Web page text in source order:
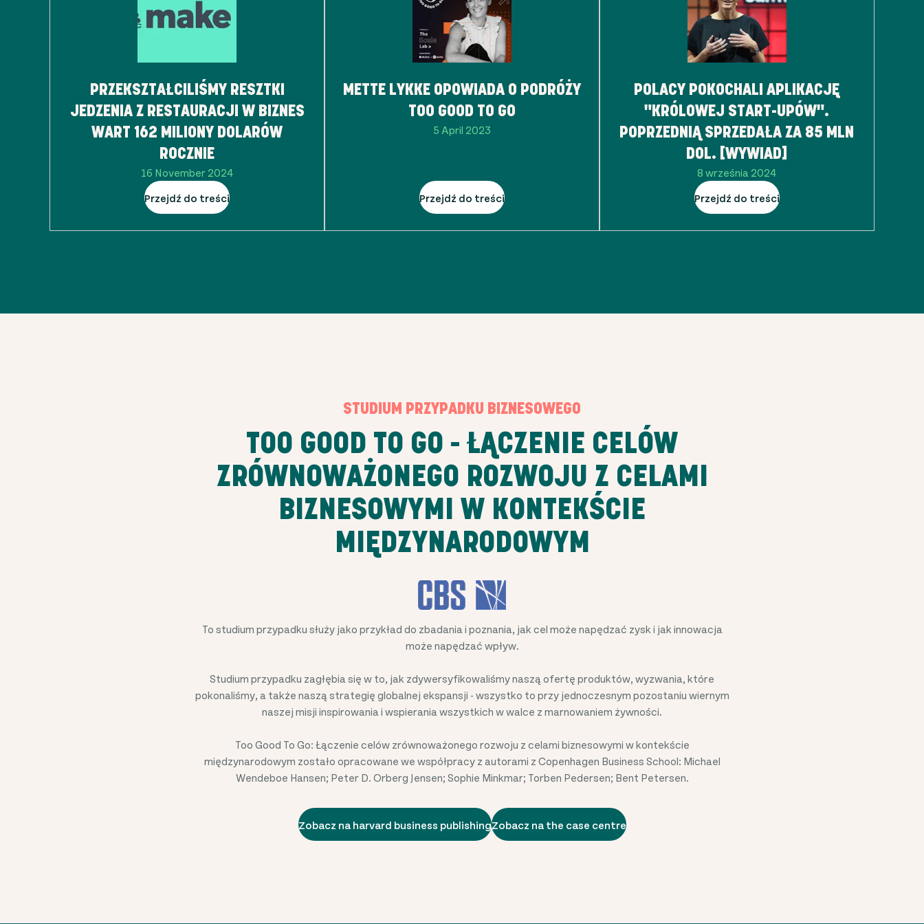
PRZEKSZTAŁCILIŚMY RESZTKI
JEDZENIA Z RESTAURACJI W BIZNES
WART 162 MILIONY DOLARÓW
ROCZNIE
16 November 2024
Przejdź do treści
METTE LYKKE OPOWIADA O PODRÓŻY
TOO GOOD TO GO
5 April 2023
Przejdź do treści
POLACY POKOCHALI APLIKACJĘ
"KRÓLOWEJ START-UPÓW".
POPRZEDNIĄ SPRZEDAŁA ZA 85 MLN
DOL. [WYWIAD]
8 września 2024
Przejdź do treści
STUDIUM PRZYPADKU BIZNESOWEGO
TOO GOOD TO GO - ŁĄCZENIE CELÓW
ZRÓWNOWAŻONEGO ROZWOJU Z CELAMI
BIZNESOWYMI W KONTEKŚCIE
MIĘDZYNARODOWYM
To studium przypadku służy jako przykład do zbadania i poznania, jak cel może napędzać zysk i jak innowacja
może napędzać wpływ.
Studium przypadku zagłębia się w to, jak zdywersyfikowaliśmy naszą ofertę produktów, wyzwania, które
pokonaliśmy, a także naszą strategię globalnej ekspansji - wszystko to przy jednoczesnym pozostaniu wiernym
naszej misji inspirowania i wspierania wszystkich w walce z marnowaniem żywności.
Too Good To Go: Łączenie celów zrównoważonego rozwoju z celami biznesowymi w kontekście
międzynarodowym zostało opracowane we współpracy z autorami z Copenhagen Business School: Michael
Wendeboe Hansen; Peter D. Orberg Jensen; Sophie Minkmar; Torben Pedersen; Bent Petersen.
Zobacz na harvard business publishingZobacz na the case centre